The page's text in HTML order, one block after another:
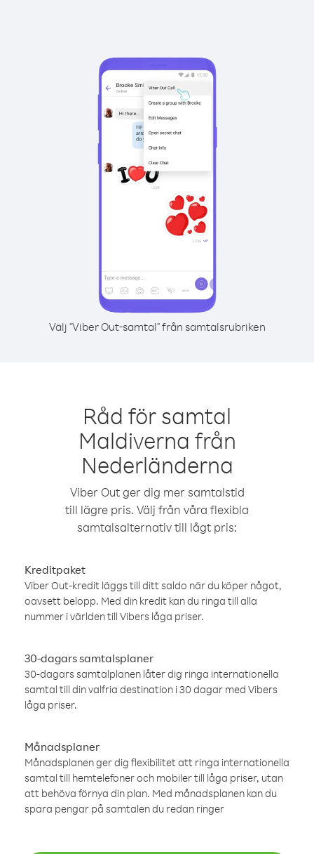
Välj "Viber Out-samtal" från samtalsrubriken
Råd för samtal
Maldiverna från
Nederländerna
Viber Out ger dig mer samtalstid
till lägre pris. Välj från våra flexibla
samtalsalternativ till lågt pris:
Kreditpaket
Viber Out-kredit läggs till ditt saldo när du köper något,
oavsett belopp. Med din kredit kan du ringa till alla
nummer i världen till Vibers låga priser.
30-dagars samtalsplaner
30-dagars samtalplanen låter dig ringa internationella
samtal till din valfria destination i 30 dagar med Vibers
låga priser.
Månadsplaner
Månadsplanen ger dig flexibilitet att ringa internationella
samtal till hemtelefoner och mobiler till låga priser, utan
att behöva förnya din plan. Med månadsplanen kan du
spara pengar på samtalen du redan ringer